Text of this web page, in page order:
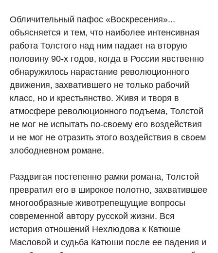
Обличительный пафос «Воскресения»...
объясняется и тем, что наиболее интенсивная
работа Толстого над ним падает на вторую
половину 90-х годов, когда в России явственно
обнаружилось нарастание революционного
движения, захватившего не только рабочий
класс, но и крестьянство. Живя и творя в
атмосфере революционного подъема, Толстой
не мог не испытать по-своему его воздействия
и не мог не отразить этого воздействия в своем
злободневном романе.
Раздвигая постепенно рамки романа, Толстой
превратил его в широкое полотно, захватившее
многообразные животрепещущие вопросы
современной автору русской жизни. Вся
история отношений Нехлюдова к Катюше
Масловой и судьба Катюши после ее падения и